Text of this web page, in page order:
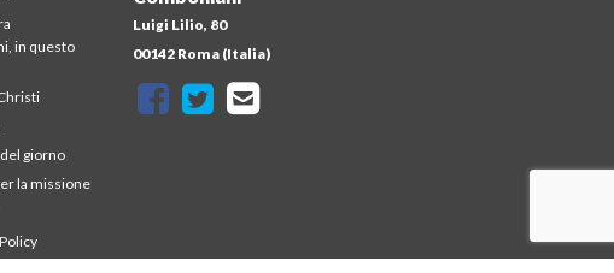
Luigi Lilio, 80
00142 Roma (Italia)
in questo
giorno
la missione
della